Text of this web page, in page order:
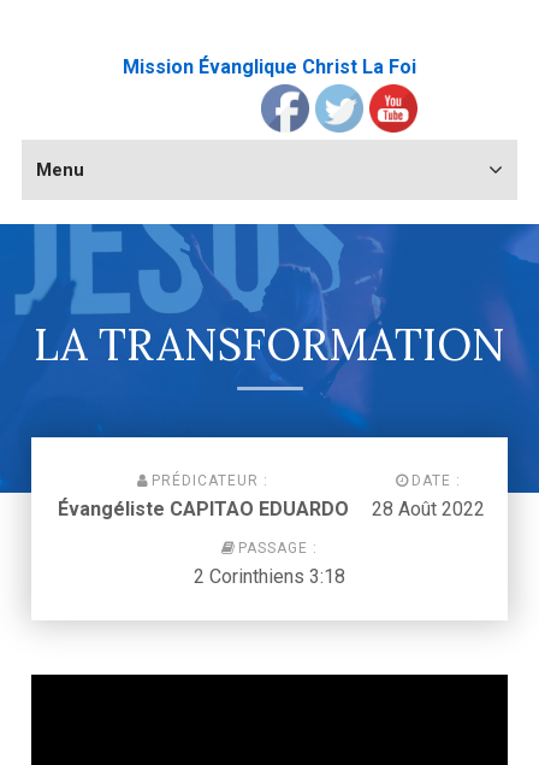
Mission Évanglique Christ La Foi
Menu
LA TRANSFORMATION
PRÉDICATEUR :
Évangéliste CAPITAO EDUARDO
DATE :
28 Août 2022
PASSAGE :
2 Corinthiens 3:18